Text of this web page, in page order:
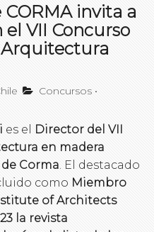
CORMA invita a
VII Concurso
Concursos •
es el
Director del VII
en madera
Corma . El destacado
como Miembro
of Architects
la revista